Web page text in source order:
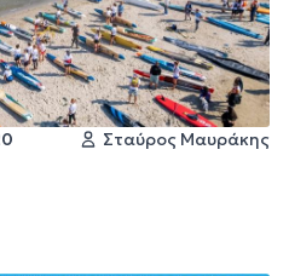
Σταύρος Μαυράκης